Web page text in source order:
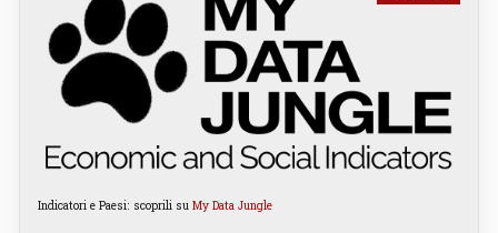
Indicatori e Paesi: scoprili su My Data Jungle